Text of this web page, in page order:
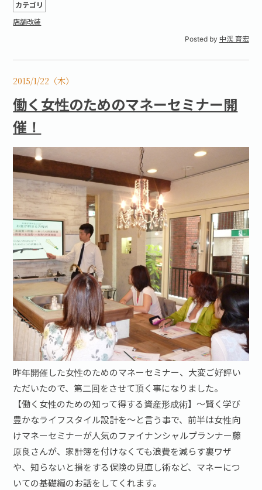
カテゴリ
店舗改装
Posted by 中渓 育宏
2015/1/22（木）
働く女性のためのマネーセミナー開
催！
昨年開催した女性のためのマネーセミナー、大変ご好評い
ただいたので、第二回をさせて頂く事になりました。
【働く女性のための知って得する資産形成術】～賢く学び
豊かなライフスタイル設計を～と言う事で、前半は女性向
けマネーセミナーが人気のファイナンシャルプランナー藤
原良さんが、家計簿を付けなくても浪費を減らす裏ワザ
や、知らないと損をする保険の見直し術など、マネーにつ
いての基礎編のお話をしてくれます。